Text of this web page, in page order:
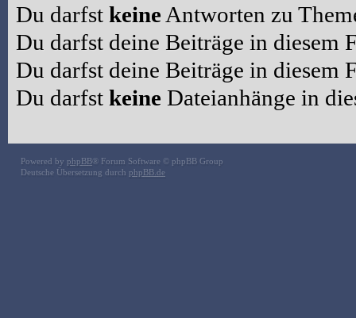
Du darfst keine Antworten zu
Du darfst deine Beiträge in diesem
Du darfst deine Beiträge in diesem
Du darfst keine Dateianhänge in
Powered by phpBB® Forum Software © phpBB Group
Deutsche Übersetzung durch phpBB.de